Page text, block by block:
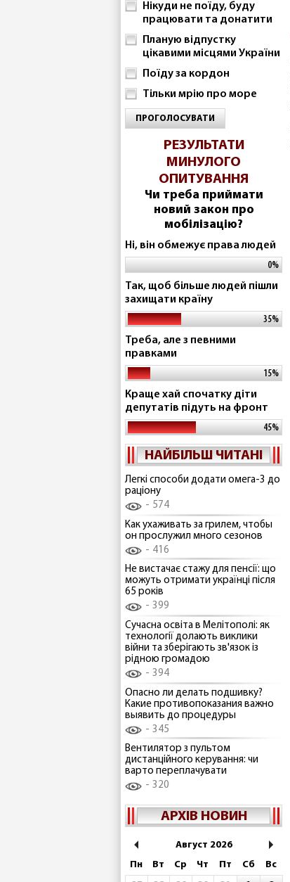
Нікуди не поїду, буду
працювати та донатити
Планую відпустку
цікавими місцями України
Поїду за кордон
Тільки мрію про море
ПРОГОЛОСУВАТИ
РЕЗУЛЬТАТИ
МИНУЛОГО
ОПИТУВАННЯ
Чи треба приймати
новий закон про
мобілізацію?
Ні, він обмежує права людей
0%
Так, щоб більше людей пішли
захищати країну
35%
Треба, але з певними
правками
15%
Краще хай спочатку діти
депутатів підуть на фронт
45%
НАЙБІЛЬШ ЧИТАНІ
Легкі способи додати омега-3 до
раціону
574
Как ухаживать за грилем, чтобы
он прослужил много сезонов
416
Не вистачає стажу для пенсії: що
можуть отримати українці після
65 років
399
Сучасна освіта в Мелітополі: як
технології долають виклики
війни та зберігають зв'язок із
рідною громадою
394
Опасно ли делать подшивку?
Какие противопоказания важно
выявить до процедуры
345
Вентилятор з пультом
дистанційного керування: чи
варто переплачувати
320
АРХІВ НОВИН
Август 2026
Пн
Вт Ср Чт Пт Сб
Вс